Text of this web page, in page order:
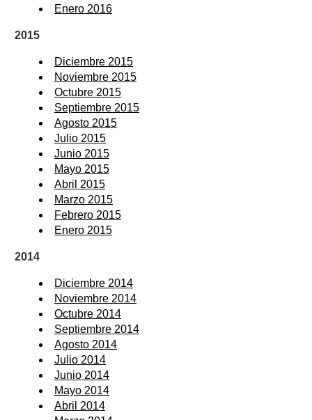
Enero 2016
2015
Diciembre 2015
Noviembre 2015
Octubre 2015
Septiembre 2015
Agosto 2015
Julio 2015
Junio 2015
Mayo 2015
Abril 2015
Marzo 2015
Febrero 2015
Enero 2015
2014
Diciembre 2014
Noviembre 2014
Octubre 2014
Septiembre 2014
Agosto 2014
Julio 2014
Junio 2014
Mayo 2014
Abril 2014